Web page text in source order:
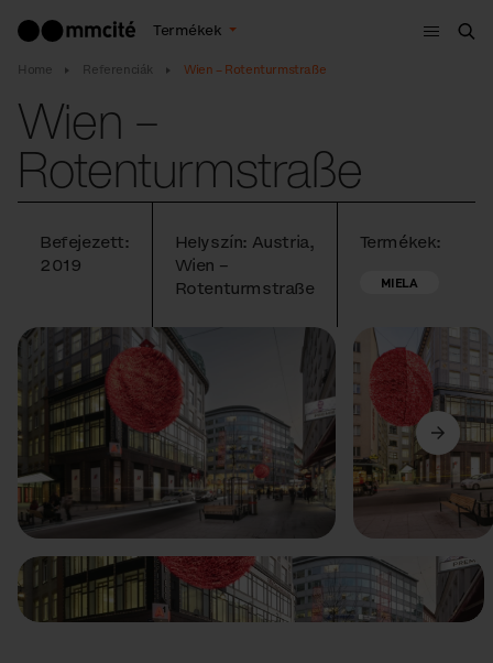
Termékek
Menü
Home Referenciák Wien – Rotenturmstraße
Wien –
Rotenturmstraße
Befejezett:
2019
Helyszín: Austria,
Wien –
Rotenturmstraße
Termékek:
MIELA
Előző Következő